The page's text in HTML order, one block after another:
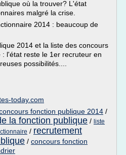
où la trouver? L'état
malgré la crise.
2014 : beaucoup de
2014 et la liste des concours
l'état reste le 1er recruteur en
possibilités....
today.com
fonction publique 2014 /
la fonction publique / liste
/ recrutement
/ concours fonction